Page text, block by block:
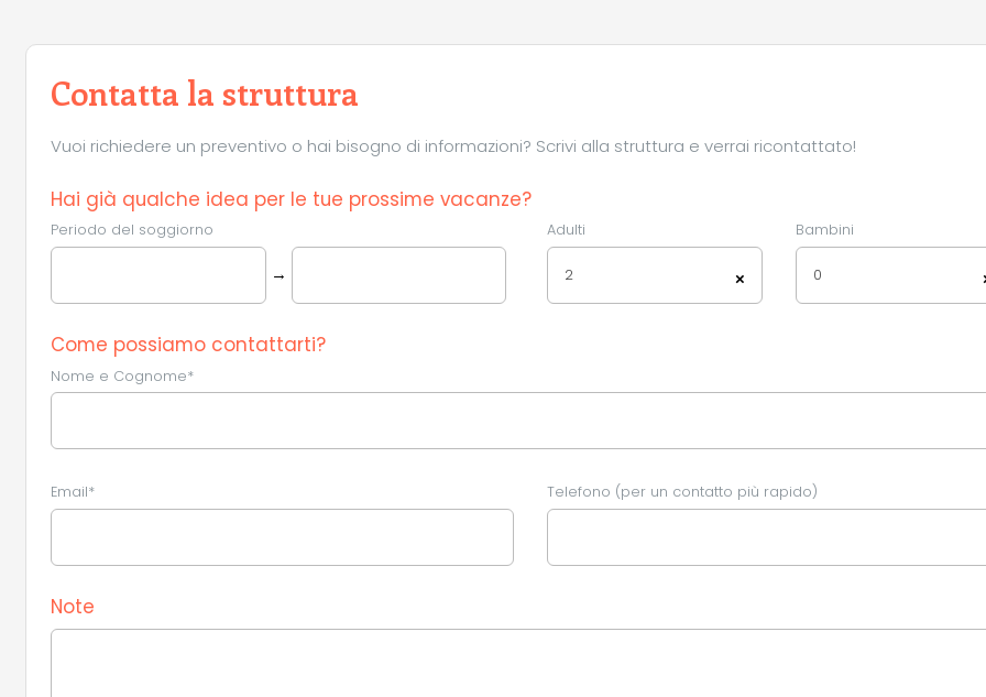
Contatta la struttura
Vuoi richiedere un preventivo o hai bisogno di informazioni? Scrivi alla struttura e verrai ricontattato!
Hai già qualche idea per le tue prossime vacanze?
Periodo del soggiorno
→
Adulti
×
2
Bambini
0
Come possiamo contattarti?
Nome e Cognome*
Email* Telefono (per un contatto più rapido)
Note